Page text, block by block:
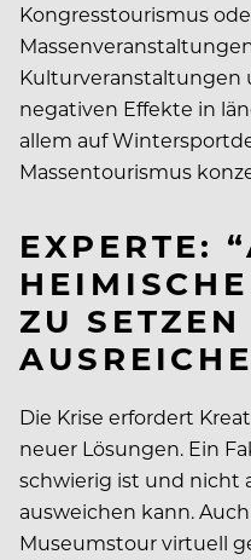
Kongresstourismus
Kulturveranstaltungen
negativen Effekte in
allem auf
Massentourismus
EXPERTE:
ZU
Die Krise erfordert
neuer Lösungen. Ein
schwierig ist und nicht
ausweichen kann.
Museumstour virtuell